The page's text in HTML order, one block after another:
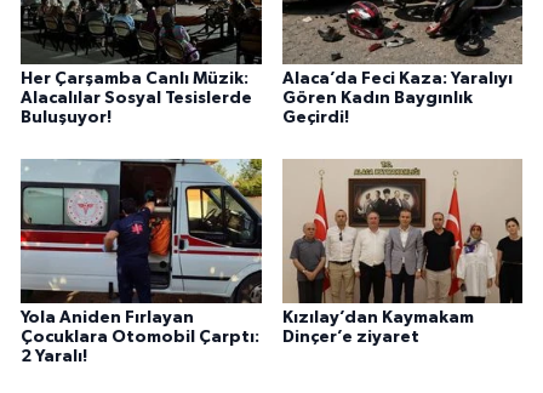
Her Çarşamba Canlı Müzik:
Alacalılar Sosyal Tesislerde
Buluşuyor!
Alaca’da Feci Kaza: Yaralıyı
Gören Kadın Baygınlık
Geçirdi!
Yola Aniden Fırlayan
Çocuklara Otomobil Çarptı:
2 Yaralı!
Kızılay’dan Kaymakam
Dinçer’e ziyaret